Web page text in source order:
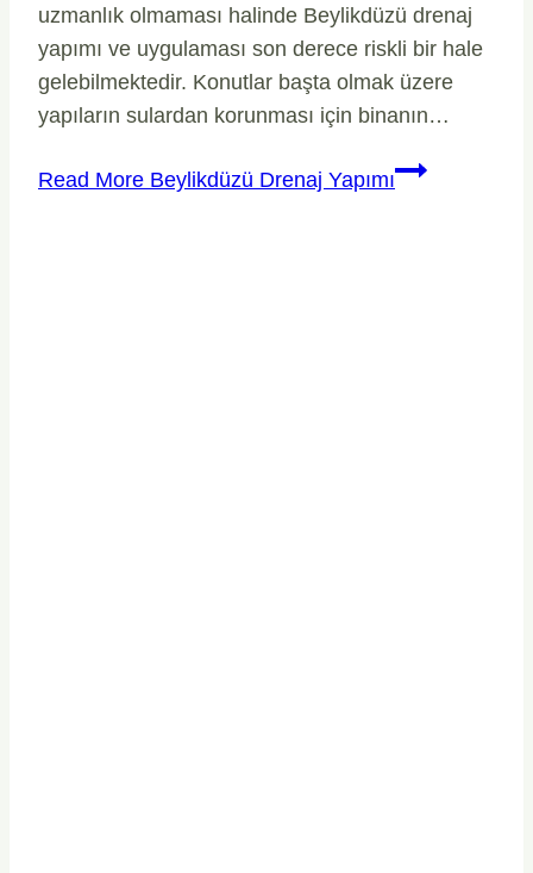
uzmanlık olmaması halinde Beylikdüzü drenaj
yapımı ve uygulaması son derece riskli bir hale
gelebilmektedir. Konutlar başta olmak üzere
yapıların sulardan korunması için binanın…
Read More Beylikdüzü Drenaj Yapımı